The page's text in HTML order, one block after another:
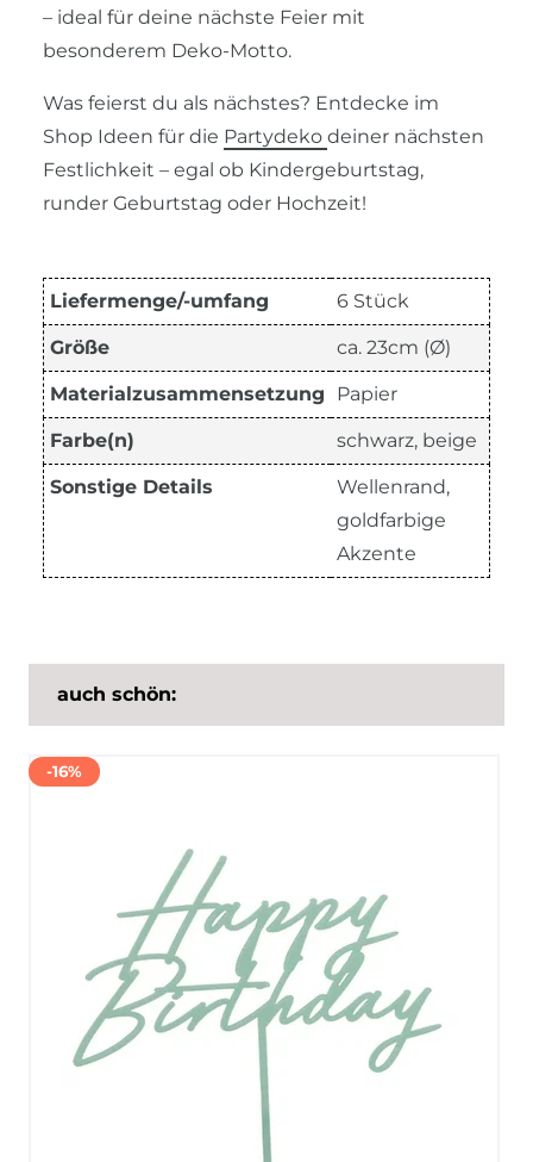
– ideal für deine nächste Feier mit
besonderem Deko-Motto.
Was feierst du als nächstes? Entdecke im
Shop Ideen für die Partydeko deiner nächsten
Festlichkeit – egal ob Kindergeburtstag,
runder Geburtstag oder Hochzeit!
Liefermenge/-umfang 6 Stück
Größe ca. 23cm (Ø)
Materialzusammensetzung Papier
Farbe(n) schwarz, beige
Sonstige Details
Wellenrand,
goldfarbige
Akzente
auch schön:
-16%